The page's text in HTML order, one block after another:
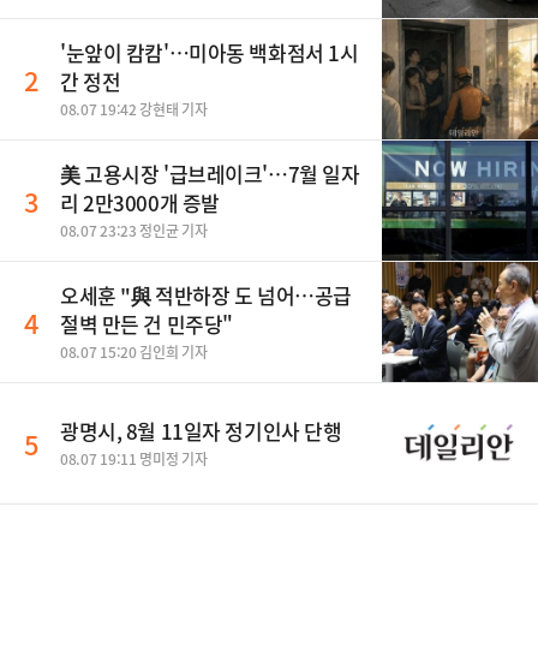
2
'눈앞이 캄캄'…미아동 백화점서 1시
간 정전
08.07 19:42 강현태 기자
3
美 고용시장 '급브레이크'…7월 일자
리 2만3000개 증발
08.07 23:23 정인균 기자
4
오세훈 "與 적반하장 도 넘어…공급
절벽 만든 건 민주당"
08.07 15:20 김인희 기자
5 광명시, 8월 11일자 정기인사 단행
08.07 19:11 명미정 기자